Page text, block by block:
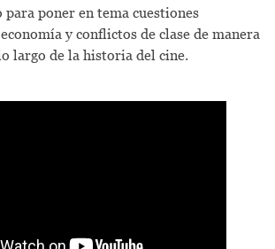
para poner en tema cuestiones
y conflictos de clase de manera
largo de la historia del cine.